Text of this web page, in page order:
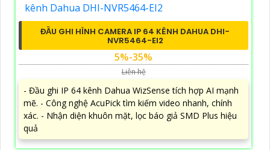
ĐẦU GHI HÌNH CAMERA IP 64 KÊNH DAHUA DHI-
NVR5464-EI2
5%-35%
Liên hệ
- Đầu ghi IP 64 kênh Dahua WizSense tích hợp AI mạnh
mẽ. - Công nghệ AcuPick tìm kiếm video nhanh, chính
xác. - Nhận diện khuôn mặt, lọc báo giả SMD Plus hiệu
quả